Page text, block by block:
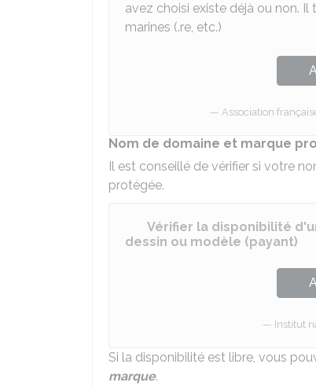
avez choisi existe déjà ou non.
marines (.re, etc.)
Association
Nom de domaine et marque
Il est conseillé de vérifier si votre
protégée.
Vérifier la disponibilité
dessin ou modèle (payant)
Institut
Si la disponibilité est libre, vous
marque.